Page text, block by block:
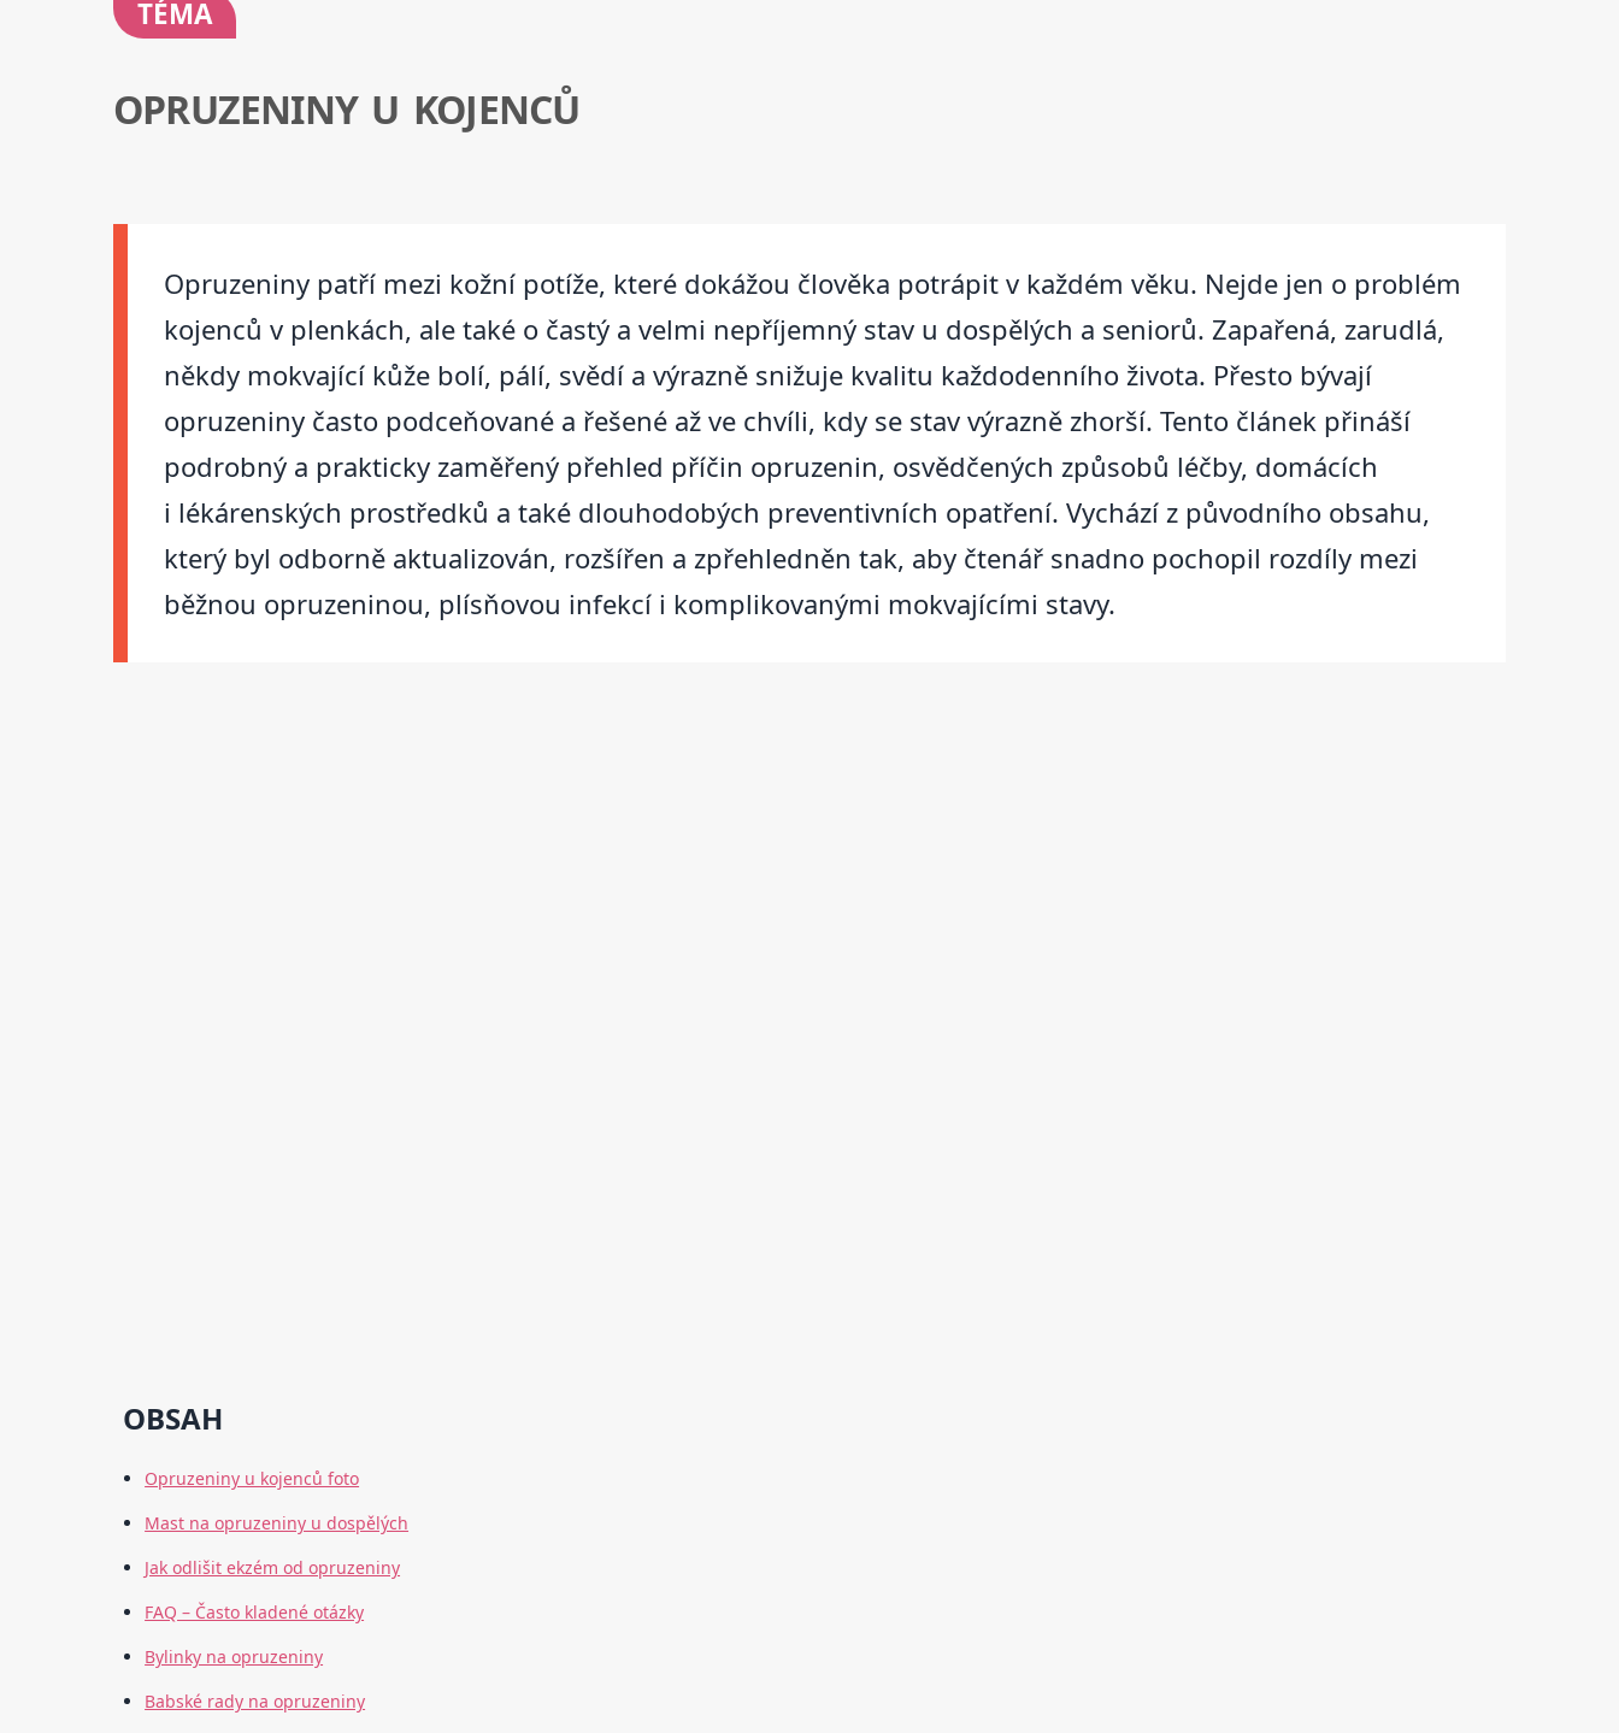
TÉMA
OPRUZENINY U KOJENCŮ
Opruzeniny patří mezi kožní potíže, které dokážou člověka potrápit v každém věku. Nejde jen o problém
kojenců v plenkách, ale také o častý a velmi nepříjemný stav u dospělých a seniorů. Zapařená, zarudlá,
někdy mokvající kůže bolí, pálí, svědí a výrazně snižuje kvalitu každodenního života. Přesto bývají
opruzeniny často podceňované a řešené až ve chvíli, kdy se stav výrazně zhorší. Tento článek přináší
podrobný a prakticky zaměřený přehled příčin opruzenin, osvědčených způsobů léčby, domácích
i lékárenských prostředků a také dlouhodobých preventivních opatření. Vychází z původního obsahu,
který byl odborně aktualizován, rozšířen a zpřehledněn tak, aby čtenář snadno pochopil rozdíly mezi
běžnou opruzeninou, plísňovou infekcí i komplikovanými mokvajícími stavy.
OBSAH
Opruzeniny u kojenců foto
Mast na opruzeniny u dospělých
Jak odlišit ekzém od opruzeniny
FAQ – Často kladené otázky
Bylinky na opruzeniny
Babské rady na opruzeniny